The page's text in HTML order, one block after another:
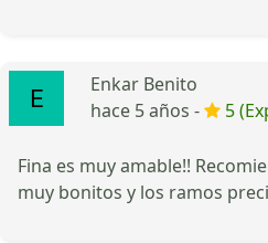
Enkar Benito
hace 5 años -
5
Fina es muy amable!!
muy bonitos y los ramos